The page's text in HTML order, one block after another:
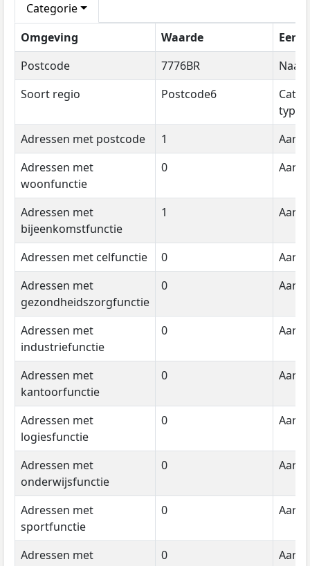
Categorie
Omgeving
Waarde
Postcode
7776BR
Naam
Soort regio
Postcode6
type
Adressen met postcode
1
Adressen met
woonfunctie
0
Adressen met
bijeenkomstfunctie
1
Adressen met celfunctie 0
Adressen met
gezondheidszorgfunctie
0
Adressen met
industriefunctie
0
Adressen met
kantoorfunctie
0
Adressen met
logiesfunctie
0
Adressen met
onderwijsfunctie
0
Adressen met
sportfunctie
0
Adressen met
0